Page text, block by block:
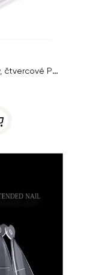
Molly Nails Dual Forms - horní formy, čtvercové PH-68, 220ks